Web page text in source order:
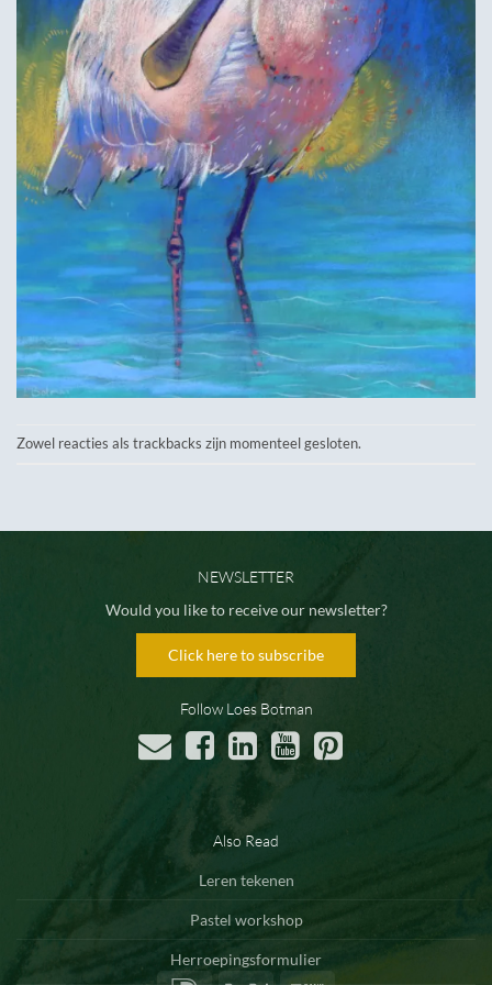
Zowel reacties als trackbacks zijn momenteel gesloten.
NEWSLETTER
Would you like to receive our newsletter?
Click here to subscribe
Follow Loes Botman
Also Read
Leren tekenen
Pastel workshop
Herroepingsformulier